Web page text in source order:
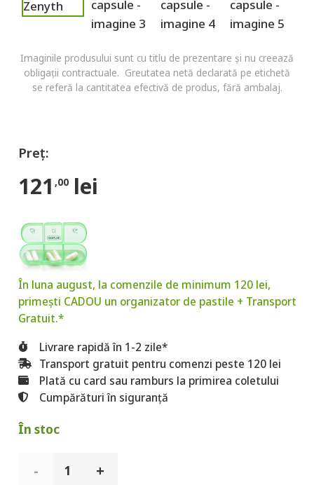
Imaginile produsului sunt cu titlu de prezentare și nu creează
obligații contractuale. Greutatea netă declarată pe etichetă
se referă la cantitatea efectivă de produs, fără ambalaj.
121 ,00 lei
În luna august, la comenzile de minimum 120 lei,
primești CADOU un organizator de pastile + Transport
Gratuit.*
Livrare rapidă în 1-2 zile*
Transport gratuit pentru comenzi peste 120 lei
Plată cu card sau ramburs la primirea coletului
Cumpărături în siguranță
În stoc
Cantitate